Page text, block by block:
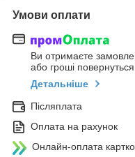
Умови оплати
Ви отримаєте
або гроші
Детальніше
Післяплата
Оплата на рахунок
Онлайн-оплата